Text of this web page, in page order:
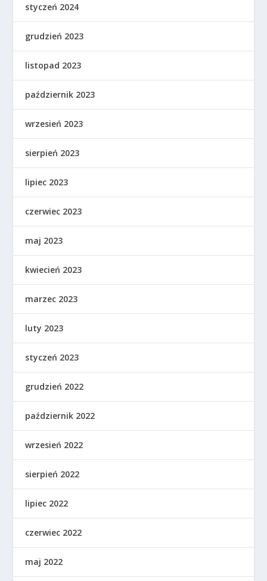
styczeń 2024
grudzień 2023
listopad 2023
październik 2023
wrzesień 2023
sierpień 2023
lipiec 2023
czerwiec 2023
maj 2023
kwiecień 2023
marzec 2023
luty 2023
styczeń 2023
grudzień 2022
październik 2022
wrzesień 2022
sierpień 2022
lipiec 2022
czerwiec 2022
maj 2022